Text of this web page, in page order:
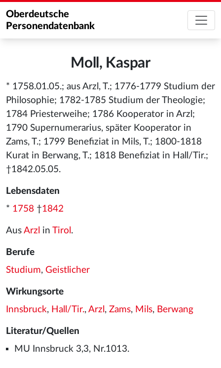
Oberdeutsche
Personendatenbank
Moll, Kaspar
* 1758.01.05.; aus Arzl, T.; 1776-1779 Studium der
Philosophie; 1782-1785 Studium der Theologie;
1784 Priesterweihe; 1786 Kooperator in Arzl;
1790 Supernumerarius, später Kooperator in
Zams, T.; 1799 Benefiziat in Mils, T.; 1800-1818
Kurat in Berwang, T.; 1818 Benefiziat in Hall/Tir.;
†1842.05.05.
Lebensdaten
* 1758 †1842
Aus Arzl in Tirol .
Berufe
Studium, Geistlicher
Wirkungsorte
Innsbruck, Hall/Tir., Arzl , Zams, Mils, Berwang
Literatur/Quellen
MU Innsbruck 3,3, Nr.1013.